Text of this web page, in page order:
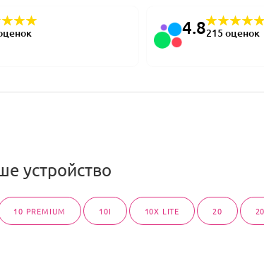
4.8215 оценок
устройство
10 PREMIUM 10I 10X LITE 20